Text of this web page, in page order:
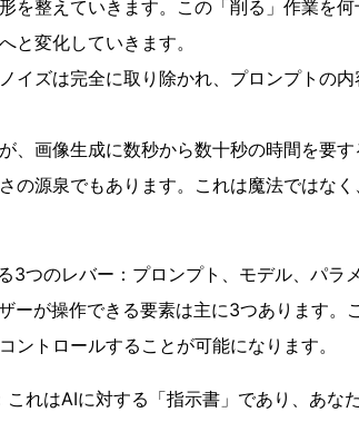
を整えていきます。この「削る」作業を
と変化していきます。
イズは完全に取り除かれ、プロンプトの
、画像生成に数秒から数十秒の時間を要
の源泉でもあります。これは魔法ではな
3つのレバー：プロンプト、モデル、パラ
ーが操作できる要素は主に3つあります。
ントロールすることが可能になります。
これはAIに対する「指示書」であり、あな